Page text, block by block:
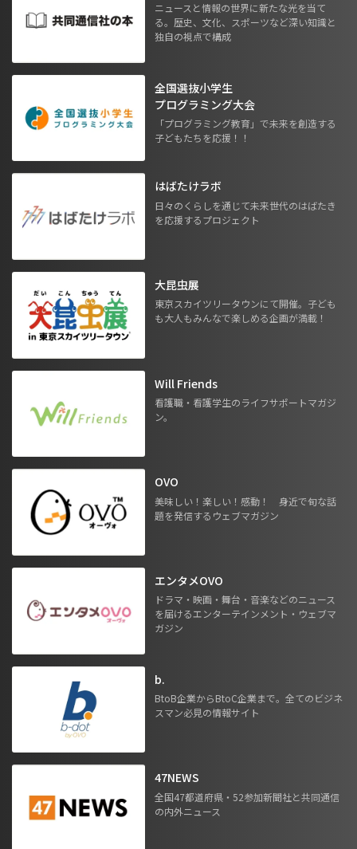
ニュースと情報の世界に新たな光を当て
る。歴史、文化、スポーツなど深い知識と
独自の視点で構成
全国選抜小学生
プログラミング大会
「プログラミング教育」で未来を創造する
子どもたちを応援！！
はばたけラボ
日々のくらしを通じて未来世代のはばたき
を応援するプロジェクト
大昆虫展
東京スカイツリータウンにて開催。子ども
も大人もみんなで楽しめる企画が満載！
Will Friends
看護職・看護学生のライフサポートマガジ
ン。
OVO
美味しい！楽しい！感動！ 身近で旬な話
題を発信するウェブマガジン
エンタメOVO
ドラマ・映画・舞台・音楽などのニュース
を届けるエンターテインメント・ウェブマ
ガジン
b.
BtoB企業からBtoC企業まで。全てのビジネ
スマン必見の情報サイト
47NEWS
全国47都道府県・52参加新聞社と共同通信
の内外ニュース